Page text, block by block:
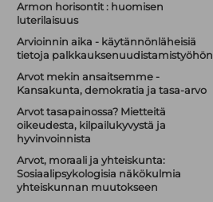
Armon horisontit : huomisen
luterilaisuus
Arvioinnin aika - käytännönläheisiä
tietoja palkkauksenuudistamistyöhön
Arvot mekin ansaitsemme -
Kansakunta, demokratia ja tasa-arvo
Arvot tasapainossa? Mietteitä
oikeudesta, kilpailukyvystä ja
hyvinvoinnista
Arvot, moraali ja yhteiskunta:
Sosiaalipsykologisia näkökulmia
yhteiskunnan muutokseen